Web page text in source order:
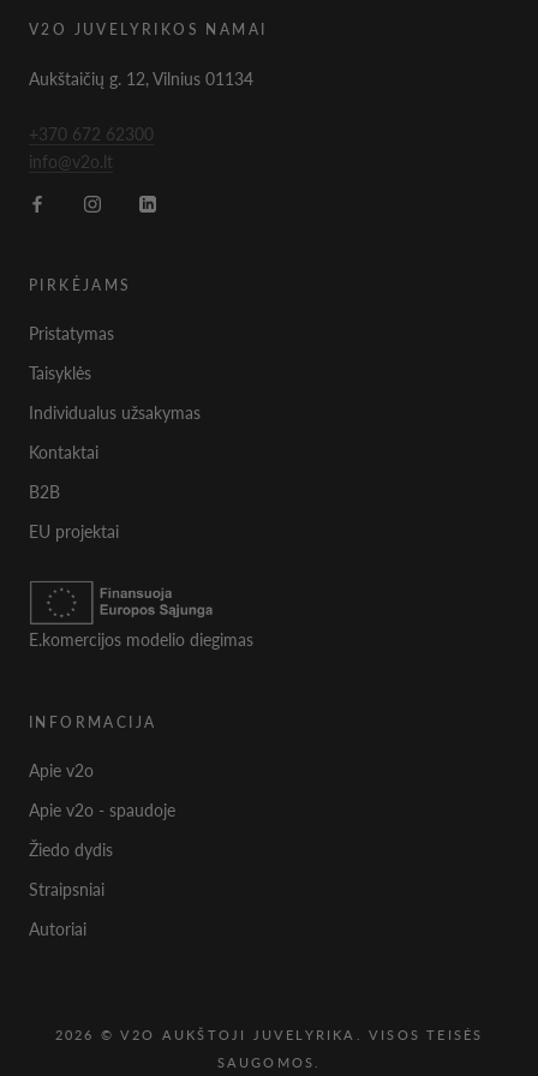
V2O JUVELYRIKOS NAMAI
Aukštaičių g. 12, Vilnius 01134
+370 672 62300
info@v2o.lt
PIRKĖJAMS
Pristatymas
Taisyklės
Individualus užsakymas
Kontaktai
B2B
EU projektai
E.komercijos modelio diegimas
INFORMACIJA
Apie v2o
Apie v2o - spaudoje
Žiedo dydis
Straipsniai
Autoriai
2026 © V2O AUKŠTOJI JUVELYRIKA. VISOS TEISĖS
SAUGOMOS.